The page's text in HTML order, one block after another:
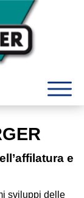
e
sviluppi delle